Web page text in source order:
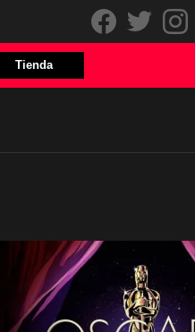
Tienda